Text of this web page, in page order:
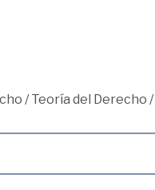
/Teoría del Derecho /